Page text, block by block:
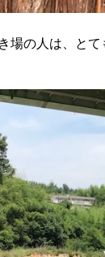
場の人は、とて